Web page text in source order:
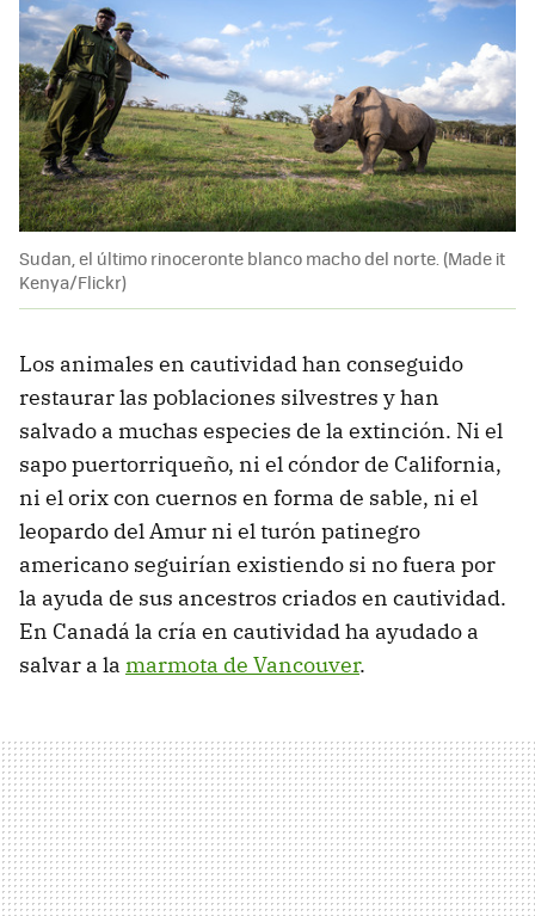
Sudan, el último rinoceronte blanco macho del norte. (Made it
Kenya/Flickr)
Los animales en cautividad han conseguido
restaurar las poblaciones silvestres y han
salvado a muchas especies de la extinción. Ni el
sapo puertorriqueño, ni el cóndor de California,
ni el orix con cuernos en forma de sable, ni el
leopardo del Amur ni el turón patinegro
americano seguirían existiendo si no fuera por
la ayuda de sus ancestros criados en cautividad.
En Canadá la cría en cautividad ha ayudado a
salvar a la marmota de Vancouver.